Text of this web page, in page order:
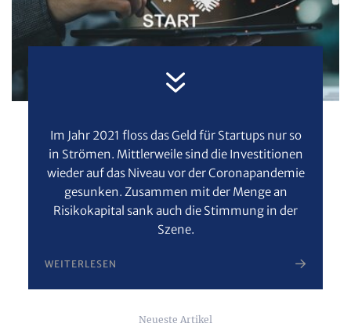
Im Jahr 2021 floss das Geld für Startups nur so
in Strömen. Mittlerweile sind die Investitionen
wieder auf das Niveau vor der Coronapandemie
gesunken. Zusammen mit der Menge an
Risikokapital sank auch die Stimmung in der
Szene.
WEITERLESEN
Neueste Artikel